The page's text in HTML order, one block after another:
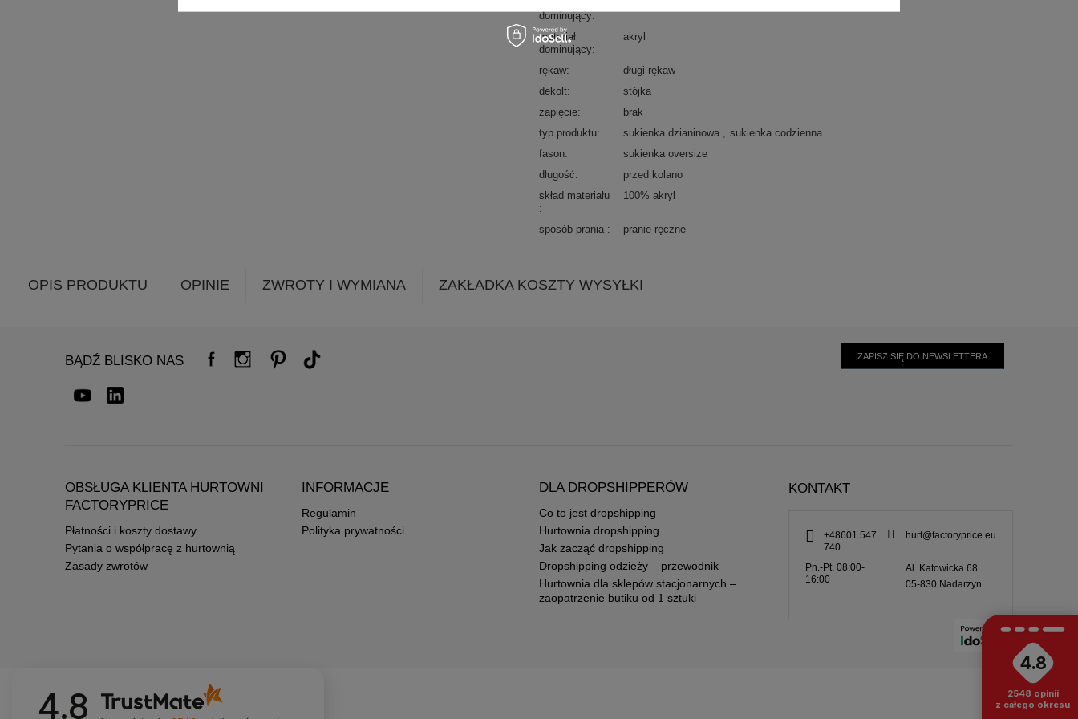
dominujący
materiał
dominujący
akryl
rękaw
długi rękaw
dekolt
stójka
zapięcie
brak
typ produktu
sukienka dzianinowa
sukienka codzienna
fason
sukienka oversize
długość
przed kolano
skład materiału
100% akryl
sposób prania pranie ręczne
OPIS PRODUKTU OPINIE ZWROTY I WYMIANA ZAKŁADKA KOSZTY WYSYŁKI
BĄDŹ BLISKO NAS ZAPISZ SIĘ DO NEWSLETTERA
OBSŁUGA KLIENTA HURTOWNI
FACTORYPRICE
Płatności i koszty dostawy
Pytania o współpracę z hurtownią
Zasady zwrotów
INFORMACJE
Regulamin
Polityka prywatności
DLA DROPSHIPPERÓW
Co to jest dropshipping
Hurtownia dropshipping
Jak zacząć dropshipping
Dropshipping odzieży – przewodnik
Hurtownia dla sklepów stacjonarnych –
zaopatrzenie butiku od 1 sztuki
KONTAKT
+48601 547
740
hurt@factoryprice.eu
Pn.-Pt. 08:00-
16:00
Al. Katowicka 68
05-830 Nadarzyn
4.8
4.8
2548 opinii
z całego okresu